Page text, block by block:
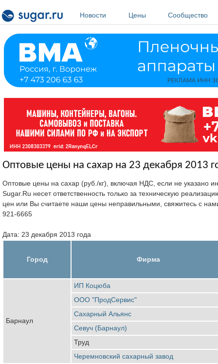
Новости
Цены Сообщество
Оптовые цены на сахар на 23 декабря 2013
Оптовые цены на сахар (руб./кг), включая НДС, если не указано
Sugar.Ru несет ответственность только за техническую
цен или Вы считаете наши цены неправильными, свяжитесь с
921-6665
Дата: 23 декабря 2013 года
Город Фирма
Барнаул
ИП Коцюба
ООО "ПродСервис"
Сахарный Альянс
Севуч (Барнаул)
Труд
Черемновский сахарный завод